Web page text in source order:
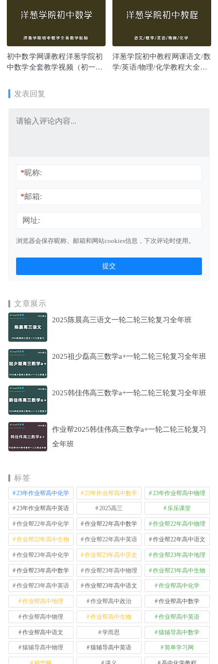
初中数学网课教程洋葱学院初
中数学全套教学视频（初一初
洋葱学院初中教程网课语文/数
学/英语/物理/化学教程大全课
发表回复
*昵称:
*邮箱:
网址:
浏览器会保存昵称、邮箱和网站cookies信息，下次评论时使用。
文章展示
2025陈晨高三语文一轮二轮三轮复习全年班
2025祖少磊高三数学a+一轮二轮三轮复习全年班
2025韩佳伟高三数学a+一轮二轮三轮复习全年班
作业帮2025韩佳伟高三数学a+一轮二轮三轮复习
全年班
标签
23年作业帮高中化学 23年作业帮高中数学 23年作业帮高中物理
23年作业帮高中英语 2025高三 乐乐课堂
作业帮22年高中化学 作业帮22年高中数学 作业帮22年高中物理
作业帮22年高中生物 作业帮22年高中英语 作业帮22年高中语文
作业帮23年高中化学 作业帮23年高中历史 作业帮23年高中地理
作业帮23年高中数学 作业帮23年高中物理 作业帮23年高中生物
作业帮23年高中英语 作业帮23年高中语文 作业帮高中化学
作业帮高中地理 作业帮高中政治 作业帮高中数学
作业帮高中物理 作业帮高中生物 作业帮高中英语
作业帮高中语文 学而思 猿辅导高中数学
猿辅导高中物理 猿辅导高中英语 简单学习网